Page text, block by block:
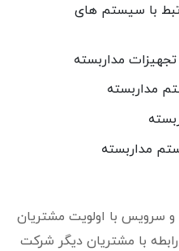
با سیستم های
مداربسته
مداربسته
مداربسته
سرویس با اولویت مشتریان
با مشتریان دیگر شرکت